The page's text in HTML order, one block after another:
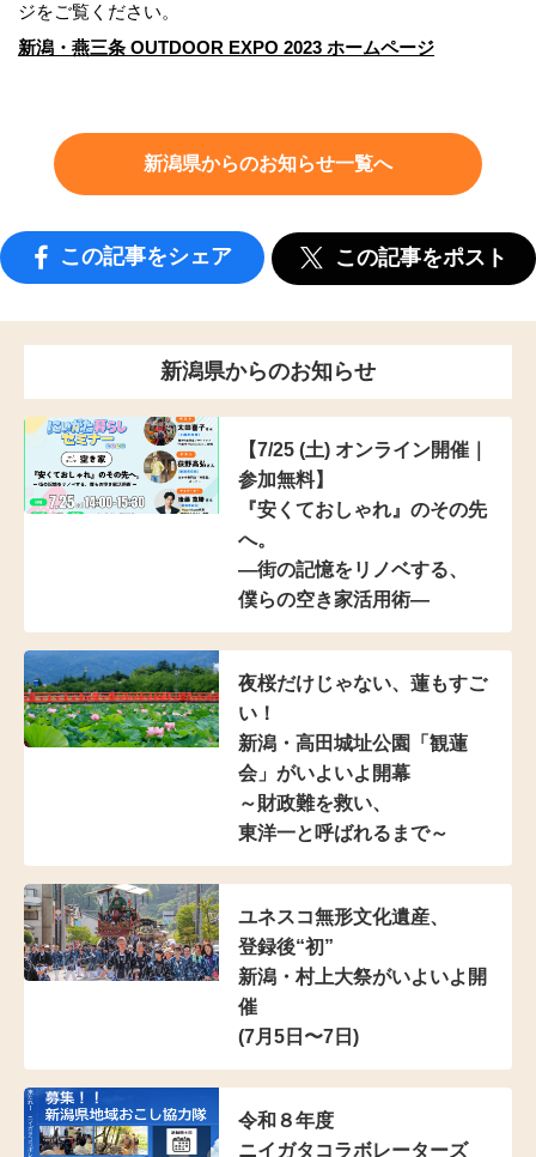
ジをご覧ください。
新潟・燕三条 OUTDOOR EXPO 2023 ホームページ
新潟県からのお知らせ一覧へ
この記事をシェア この記事をポスト
新潟県からのお知らせ
【7/25 (土) オンライン開催｜
参加無料】
『安くておしゃれ』のその先
へ。
―街の記憶をリノベする、
僕らの空き家活用術―
夜桜だけじゃない、蓮もすご
い！
新潟・高田城址公園「観蓮
会」がいよいよ開幕
～財政難を救い、
東洋一と呼ばれるまで～
ユネスコ無形文化遺産、
登録後“初”
新潟・村上大祭がいよいよ開
催
(7月5日〜7日)
令和８年度
ニイガタコラボレーターズ